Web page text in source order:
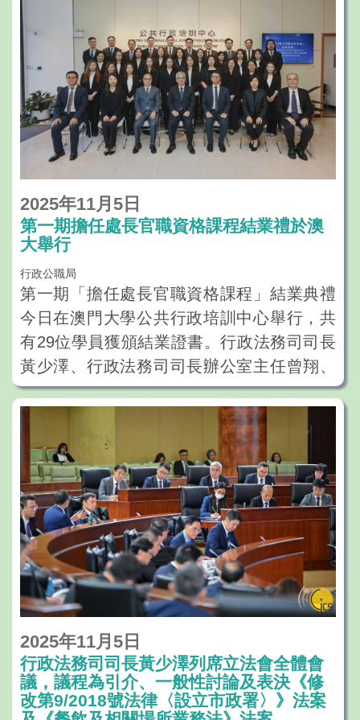
2025年11月5日
第一期擔任處長官職資格課程結業禮於澳
大舉行
行政公職局
第一期「擔任處長官職資格課程」結業典禮
今日在澳門大學公共行政培訓中心舉行，共
有29位學員獲頒結業證書。行政法務司司長
黃少澤、行政法務司司長辦公室主任曾翔、
澳門大學校長宋永華、行政公職局局長梁穎
妍、副局長陳淑貞，以及澳大公共行政培訓
中心主任稅兵、副主任江華等出席結業典
禮。
行政法務司司長黃少澤向完成培訓的學員表
示祝賀，並以“擔當、溝通、合力”六個字作
為核心寄語，勉勵學員將所學知識與技能應
用於實際工作中，要敢於擔當、善於擔當、
精於擔當，持續加強學習，不斷提升能力；
同時注重上下級和部門之間的溝通，主動放
下身段聽取民意，與部門、同事和市民形成
合力以推進各項工作。
宋永華與梁穎妍共同向學員頒發結業證書。
2025年11月5日
行政法務司司長黃少澤列席立法會全體會
議，議程為引介、一般性討論及表決《修
改第9/2018號法律〈設立市政署〉》法案